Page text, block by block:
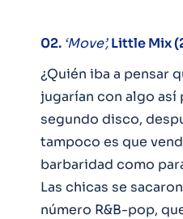
02. ‘Move’,Little Mix
¿Quién iba a pensar
jugarían con algo así
segundo disco,
tampoco es que
barbaridad como
Las chicas se
número R&B-pop,